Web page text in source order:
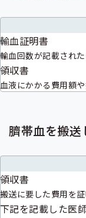
輸血証明書
輸血回数が記載され
領収書
血液にかかる費用額
臍帯血を搬送
領収書
搬送に要した費用を
下記を記載した医